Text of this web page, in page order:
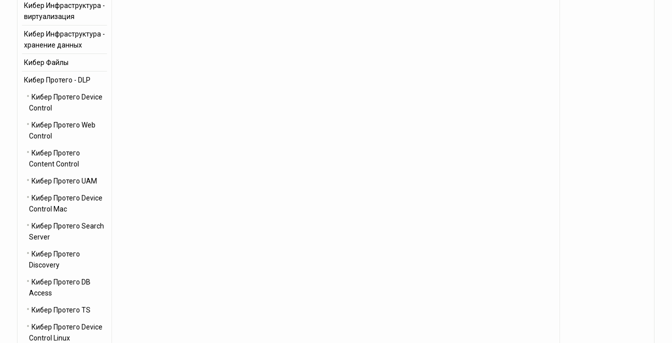
Кибер Инфраструктура -
виртуализация
Кибер Инфраструктура -
хранение данных
Кибер Файлы
Кибер Протего - DLP
Кибер Протего Device
Control
Кибер Протего Web
Control
Кибер Протего
Content Control
Кибер Протего UAM
Кибер Протего Device
Control Mac
Кибер Протего Search
Server
Кибер Протего
Discovery
Кибер Протего DB
Access
Кибер Протего TS
Кибер Протего Device
Control Linux